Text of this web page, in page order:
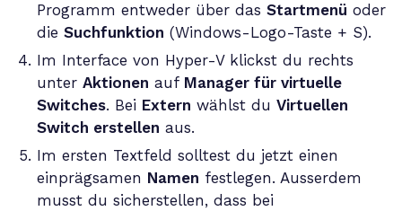
Programm entweder über das Startmenü oder
die Suchfunktion (Windows-Logo-Taste + S).
Im Interface von Hyper-V klickst du rechts
unter Aktionen auf Manager für virtuelle
Switches. Bei Extern wählst du Virtuellen
Switch erstellen aus.
Im ersten Textfeld solltest du jetzt einen
einprägsamen Namen festlegen. Ausserdem
musst du sicherstellen, dass bei